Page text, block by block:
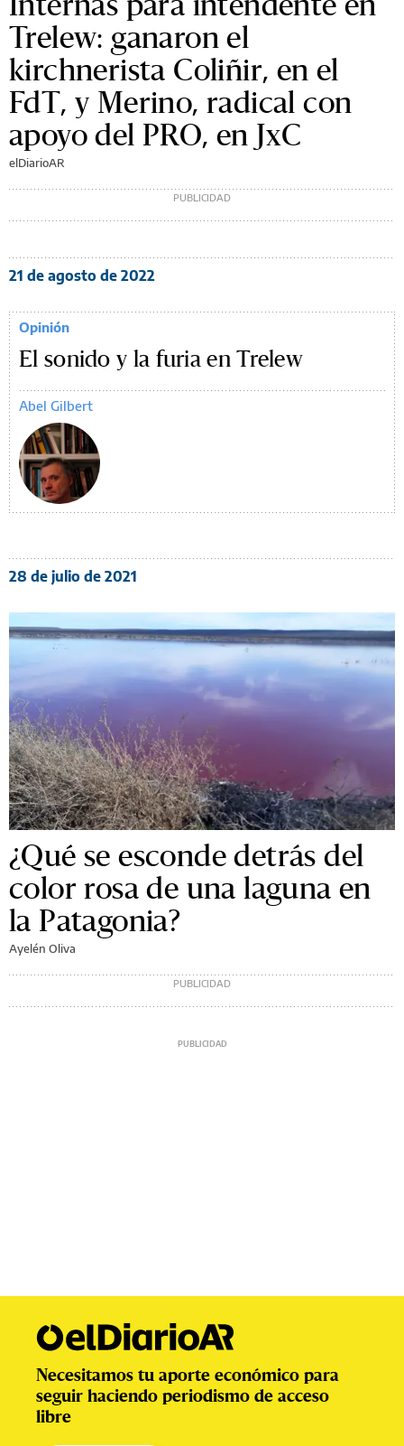
Trelew: ganaron el
kirchnerista Coliñir, en el
FdT, y Merino, radical con
apoyo del PRO, en JxC
elDiarioAR
21 de agosto de 2022
Opinión
El sonido y la furia en Trelew
Abel Gilbert
28 de julio de 2021
¿Qué se esconde detrás del
color rosa de una laguna en
la Patagonia?
Ayelén Oliva
Necesitamos tu aporte económico para
seguir haciendo periodismo de acceso
libre